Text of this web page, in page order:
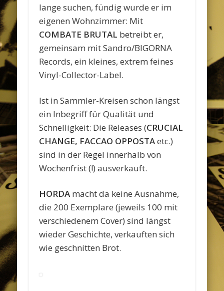
lange suchen, fündig wurde er im
eigenen Wohnzimmer: Mit
COMBATE BRUTAL betreibt er,
gemeinsam mit Sandro/BIGORNA
Records, ein kleines, extrem feines
Vinyl-Collector-Label.
Ist in Sammler-Kreisen schon längst
ein Inbegriff für Qualität und
Schnelligkeit: Die Releases (CRUCIAL
CHANGE, FACCAO OPPOSTAetc.)
sind in der Regel innerhalb von
Wochenfrist (!) ausverkauft.
HORDA macht da keine Ausnahme,
die 200 Exemplare (jeweils 100 mit
verschiedenem Cover) sind längst
wieder Geschichte, verkauften sich
wie geschnitten Brot.